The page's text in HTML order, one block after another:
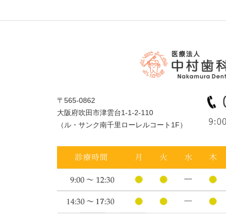
〒565-0862
大阪府吹田市津雲台1-1-2-110
（ル・サンク南千里ローレルコート1F）